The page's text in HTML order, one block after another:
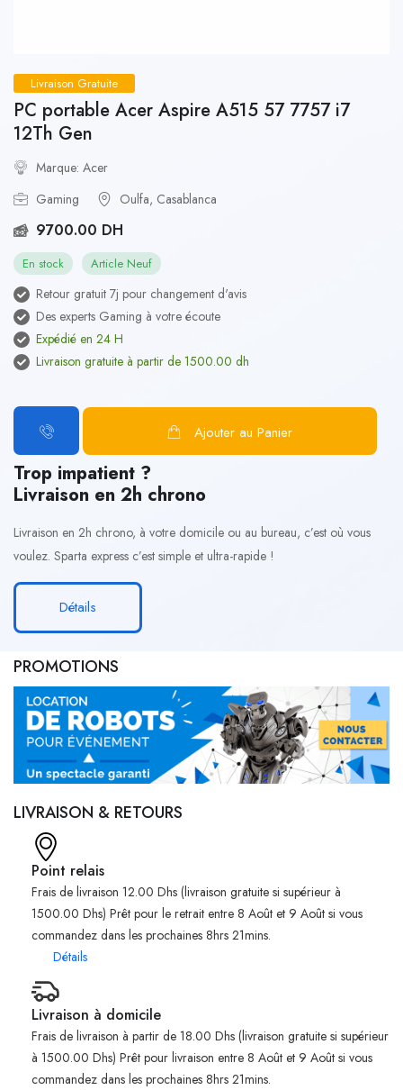
Livraison Gratuite
PC portable Acer Aspire A515 57 7757 i7
12Th Gen
Marque: Acer
Gaming
Oulfa, Casablanca
9700.00 DH
En stock Article Neuf
Retour gratuit 7j pour changement d'avis
Des experts Gaming à votre écoute
Expédié en 24 H
Livraison gratuite à partir de 1500.00 dh
Ajouter au Panier
Trop impatient ?
Livraison en 2h chrono
Livraison en 2h chrono, à votre domicile ou au bureau, c’est où vous
voulez. Sparta express c’est simple et ultra-rapide !
Détails
PROMOTIONS
LIVRAISON & RETOURS
Point relais
Frais de livraison 12.00 Dhs (livraison gratuite si supérieur à
1500.00 Dhs) Prêt pour le retrait entre 8 Août et 9 Août si vous
commandez dans les prochaines 8hrs 21mins.
Détails
Livraison à domicile
Frais de livraison à partir de 18.00 Dhs (livraison gratuite si supérieur
à 1500.00 Dhs) Prêt pour livraison entre 8 Août et 9 Août si vous
commandez dans les prochaines 8hrs 21mins.